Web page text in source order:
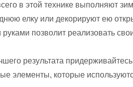
в этой технике выполняют
елку или декорируют ею
позволит реализовать
результата
элементы, которые